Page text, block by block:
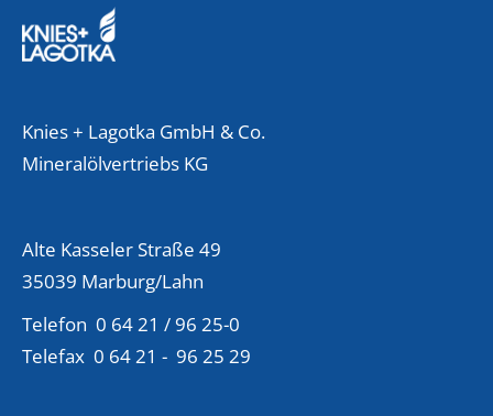
Knies + Lagotka GmbH & Co.
Mineralölvertriebs KG
Alte Kasseler Straße 49
35039 Marburg/Lahn
Telefon 0 64 21 / 96 25-0
Telefax 0 64 21 - 96 25 29